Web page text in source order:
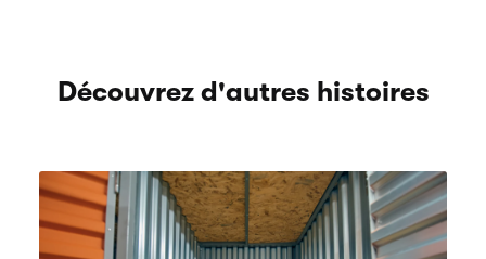
Découvrez d'autres histoires